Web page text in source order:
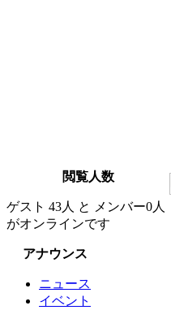
閲覧人数
ゲスト 43人 と メンバー0人
がオンラインです
アナウンス
ニュース
イベント